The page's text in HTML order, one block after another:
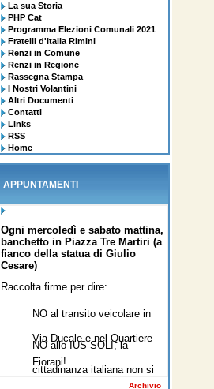
La sua Storia
PHP Cat
Programma Elezioni Comunali 2021
Fratelli d'Italia Rimini
Renzi in Comune
Renzi in Regione
Rassegna Stampa
I Nostri Volantini
Altri Documenti
Contatti
Links
RSS
Home
APPUNTAMENTI
Ogni mercoledì e sabato mattina,
banchetto in Piazza Tre Martiri (a
fianco della statua di Giulio
Cesare)
Raccolta firme per dire:
NO al transito veicolare in
Via Ducale e nel Quartiere
Fiorani!
NO allo IUS SOLI, la
cittadinanza italiana non si
Archivio